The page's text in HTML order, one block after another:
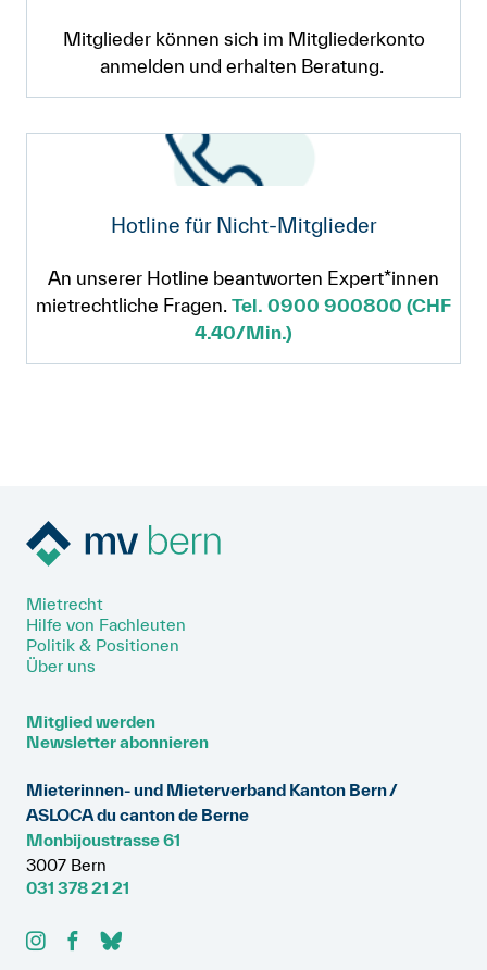
Mitglieder können sich im Mitgliederkonto
anmelden und erhalten Beratung.
Hotline für Nicht-Mitglieder
An unserer Hotline beantworten Expert*innen
mietrechtliche Fragen. Tel. 0900 900800 (CHF
4.40/Min.)
Mietrecht
Hilfe von Fachleuten
Politik & Positionen
Über uns
Mitglied werden
Newsletter abonnieren
Mieterinnen- und Mieterverband Kanton Bern /
ASLOCA du canton de Berne
Monbijoustrasse 61
3007 Bern
031 378 21 21